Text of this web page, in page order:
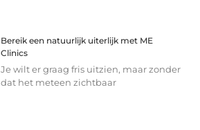
Bereik een natuurlijk uiterlijk met ME
Clinics
Je wilt er graag fris uitzien, maar zonder
dat het meteen zichtbaar